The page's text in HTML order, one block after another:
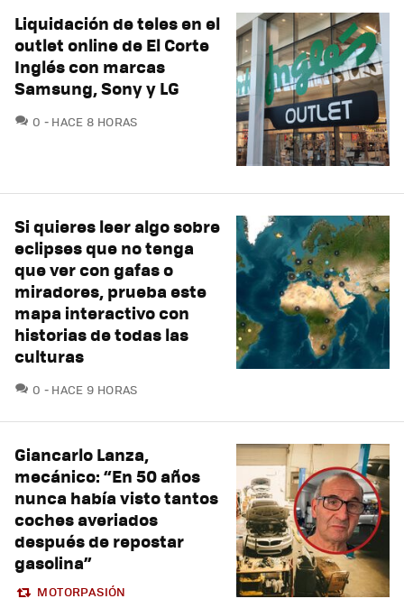
Liquidación de teles en el
outlet online de El Corte
Inglés con marcas
Samsung, Sony y LG
0 COMENTARIOS
HACE 8 HORAS
Si quieres leer algo sobre
eclipses que no tenga
que ver con gafas o
miradores, prueba este
mapa interactivo con
historias de todas las
culturas
0 COMENTARIOS
HACE 9 HORAS
Giancarlo Lanza,
mecánico: “En 50 años
nunca había visto tantos
coches averiados
después de repostar
gasolina”
MOTORPASIÓN